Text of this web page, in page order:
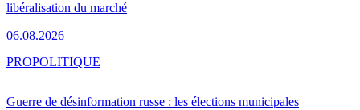
libéralisation du marché
06.08.2026
Guerre de désinformation russe : les élections municipales
PROPOLITIQUE